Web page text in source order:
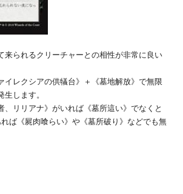
来られるクリーチャーとの相性が非常に良い
イレクシアの供犠台》＋《墓地解放》で無限
します。
、リリアナ》がいれば《墓所這い》でなくと
ば《屍肉喰らい》や《墓所破り》などでも無